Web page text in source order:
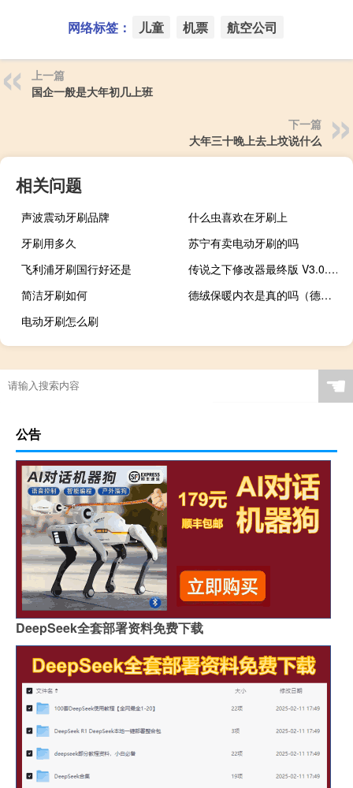
网络标签： 儿童 机票 航空公司
上一篇
国企一般是大年初几上班
下一篇
大年三十晚上去上坟说什么
相关问题
声波震动牙刷品牌
什么虫喜欢在牙刷上
牙刷用多久
苏宁有卖电动牙刷的吗
飞利浦牙刷国行好还是
传说之下修改器最终版 V3.0.1 最新免费版（传说之下修改器最终版 V3.0.1 最新免费版功能简介）
简洁牙刷如何
德绒保暖内衣是真的吗（德绒保暖内衣怎么样）
电动牙刷怎么刷
☚
公告
DeepSeek全套部署资料免费下载